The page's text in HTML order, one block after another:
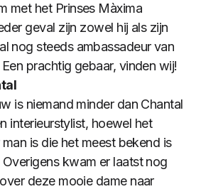
met het Prinses Màxima
geval zijn zowel hij als zijn
nog steeds ambassadeur van
prachtig gebaar, vinden wij!
is niemand minder dan Chantal
interieurstylist, hoewel het
is die het meest bekend is
kwam er laatst nog
deze mooie dame naar